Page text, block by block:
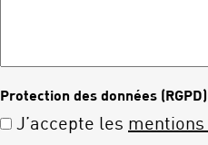
Protection des données (RGPD)
J’accepte les